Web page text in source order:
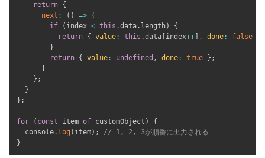
return {
next : ( ) => {
if
( index < this .data . length)
{
return { value : this .data index++ , done : false
}
return { value : undefined , done : true } ;
}
} ;
}
} ;
for ( const item of customObject )
{
  console
. log ( item) ;
// 1, 2, 3が順番に出力される
}